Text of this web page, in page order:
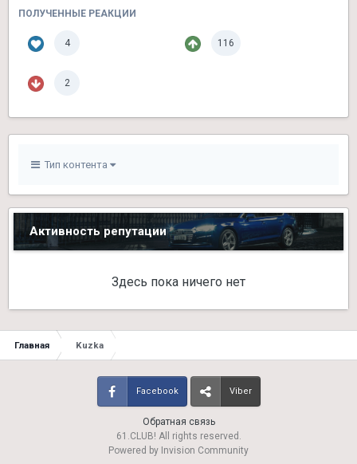
ПОЛУЧЕННЫЕ РЕАКЦИИ
4 116
2
Тип контента
Активность репутации
Здесь пока ничего нет
Главная Kuzka
Обратная связь
Facebook Viber
61.CLUB! All rights reserved.
Powered by Invision Community